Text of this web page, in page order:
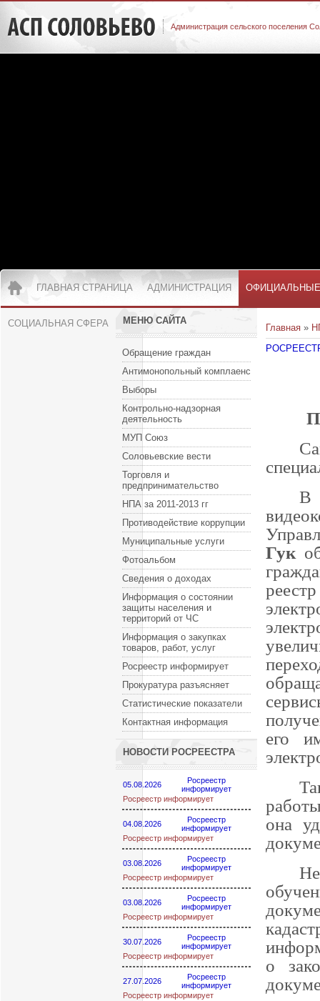
Администрация сельского поселения
ГЛАВНАЯ СТРАНИЦА АДМИНИСТРАЦИЯ
СОЦИАЛЬНАЯ СФЕРА МЕНЮ САЙТА
Обращение граждан
Антимонопольный комплаенс
Выборы
Контрольно-надзорная
деятельность
МУП Союз
Соловьевские вести
Торговля и
предпринимательство
НПА за 2011-2013 гг
Противодействие коррупции
Муниципальные услуги
Фотоальбом
Сведения о доходах
Информация о состоянии
защиты населения и
территорий от ЧС
Информация о закупках
товаров, работ, услуг
Росреестр информирует
Прокуратура разъясняет
Статистические показатели
Контактная информация
НОВОСТИ РОСРЕЕСТРА
05.08.2026
Росреестр
информирует
Росреестр информирует
04.08.2026
Росреестр
информирует
Росреестр информирует
03.08.2026
Росреестр
информирует
Росреестр информирует
03.08.2026
Росреестр
информирует
Росреестр информирует
30.07.2026
Росреестр
информирует
Росреестр информирует
27.07.2026
Росреестр
информирует
Росреестр информирует
Главная »
В
Гук
его
она
о